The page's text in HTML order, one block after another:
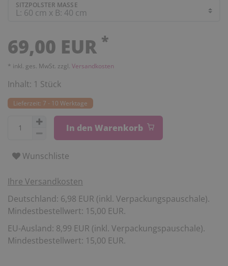
SITZPOLSTER MASSE
69,00 EUR *
* inkl. ges. MwSt. zzgl. Versandkosten
Inhalt: 1 Stück
Lieferzeit: 7 - 10 Werktage
In den Warenkorb
Wunschliste
Ihre Versandkosten
Deutschland: 6,98 EUR (inkl. Verpackungspauschale).
Mindestbestellwert: 15,00 EUR.
EU-Ausland: 8,99 EUR (inkl. Verpackungspauschale).
Mindestbestellwert: 15,00 EUR.